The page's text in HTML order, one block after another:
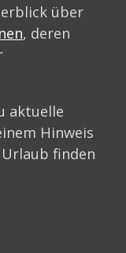
über
, deren
aktuelle
Hinweis
finden